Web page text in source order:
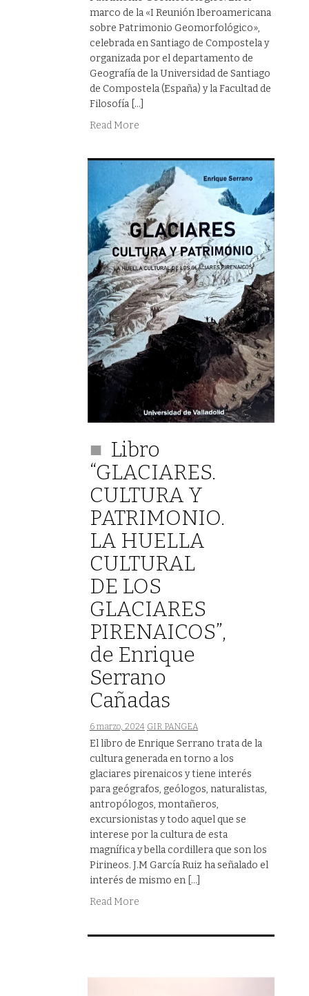
marco de la «I Reunión Iberoamericana
sobre Patrimonio Geomorfológico»,
celebrada en Santiago de Compostela y
organizada por el departamento de
Geografía de la Universidad de Santiago
de Compostela (España) y la Facultad de
Filosofía […]
Read More
Libro
“GLACIARES.
CULTURA Y
PATRIMONIO.
LA HUELLA
CULTURAL
DE LOS
GLACIARES
PIRENAICOS”,
de Enrique
Serrano
Cañadas
6 marzo, 2024 GIR PANGEA
El libro de Enrique Serrano trata de la
cultura generada en torno a los
glaciares pirenaicos y tiene interés
para geógrafos, geólogos, naturalistas,
antropólogos, montañeros,
excursionistas y todo aquel que se
interese por la cultura de esta
magnífica y bella cordillera que son los
Pirineos. J.M García Ruiz ha señalado el
interés de mismo en […]
Read More